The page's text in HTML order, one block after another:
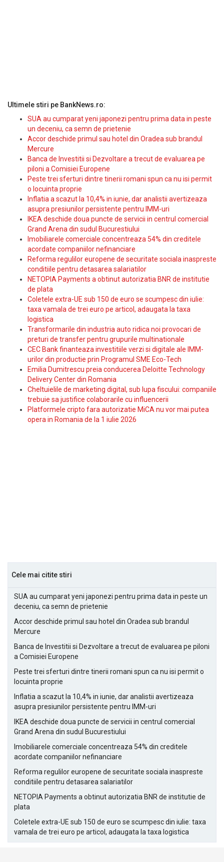
Ultimele stiri pe BankNews.ro:
SUA au cumparat yeni japonezi pentru prima data in peste
un deceniu, ca semn de prietenie
Accor deschide primul sau hotel din Oradea sub brandul
Mercure
Banca de Investitii si Dezvoltare a trecut de evaluarea pe
piloni a Comisiei Europene
Peste trei sferturi dintre tinerii romani spun ca nu isi permit
o locuinta proprie
Inflatia a scazut la 10,4% in iunie, dar analistii avertizeaza
asupra presiunilor persistente pentru IMM-uri
IKEA deschide doua puncte de servicii in centrul comercial
Grand Arena din sudul Bucurestiului
Imobiliarele comerciale concentreaza 54% din creditele
acordate companiilor nefinanciare
Reforma regulilor europene de securitate sociala inaspreste
conditiile pentru detasarea salariatilor
NETOPIA Payments a obtinut autorizatia BNR de institutie
de plata
Coletele extra-UE sub 150 de euro se scumpesc din iulie:
taxa vamala de trei euro pe articol, adaugata la taxa
logistica
Transformarile din industria auto ridica noi provocari de
preturi de transfer pentru grupurile multinationale
CEC Bank finanteaza investitiile verzi si digitale ale IMM-
urilor din productie prin Programul SME Eco-Tech
Emilia Dumitrescu preia conducerea Deloitte Technology
Delivery Center din Romania
Cheltuielile de marketing digital, sub lupa fiscului: companiile
trebuie sa justifice colaborarile cu influencerii
Platformele cripto fara autorizatie MiCA nu vor mai putea
opera in Romania de la 1 iulie 2026
Cele mai citite stiri
SUA au cumparat yeni japonezi pentru prima data in peste un
deceniu, ca semn de prietenie
Accor deschide primul sau hotel din Oradea sub brandul
Mercure
Banca de Investitii si Dezvoltare a trecut de evaluarea pe piloni
a Comisiei Europene
Peste trei sferturi dintre tinerii romani spun ca nu isi permit o
locuinta proprie
Inflatia a scazut la 10,4% in iunie, dar analistii avertizeaza
asupra presiunilor persistente pentru IMM-uri
IKEA deschide doua puncte de servicii in centrul comercial
Grand Arena din sudul Bucurestiului
Imobiliarele comerciale concentreaza 54% din creditele
acordate companiilor nefinanciare
Reforma regulilor europene de securitate sociala inaspreste
conditiile pentru detasarea salariatilor
NETOPIA Payments a obtinut autorizatia BNR de institutie de
plata
Coletele extra-UE sub 150 de euro se scumpesc din iulie: taxa
vamala de trei euro pe articol, adaugata la taxa logistica